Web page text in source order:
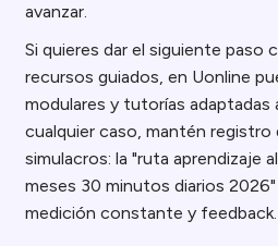
avanzar.
Si quieres dar el siguiente paso
recursos guiados, en Uonline
modulares y tutorías adaptadas
cualquier caso, mantén registro
simulacros: la "ruta aprendizaje
meses 30 minutos diarios
medición constante y feedback.